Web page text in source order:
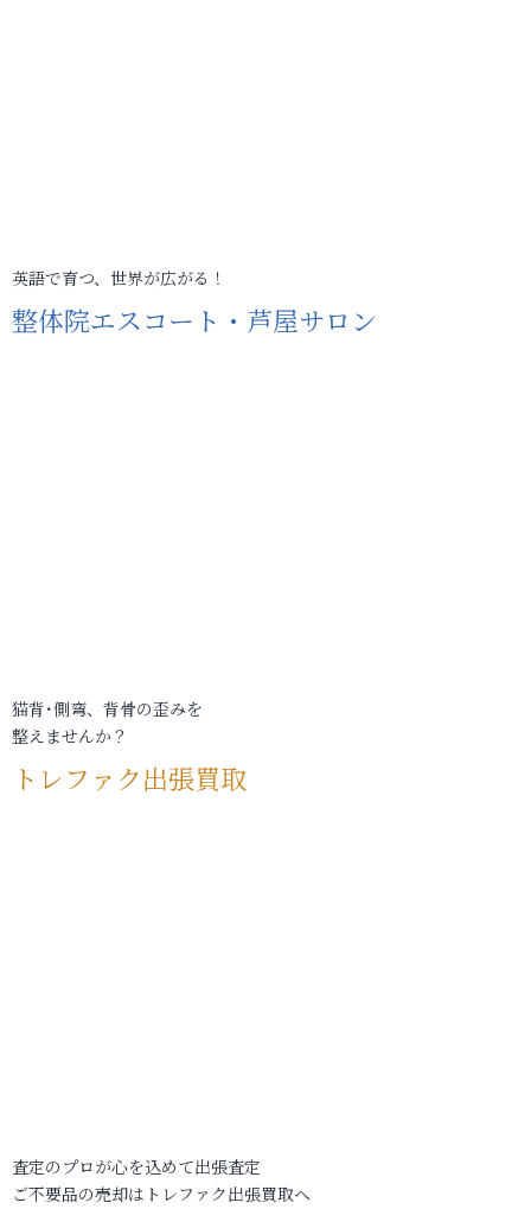
英語で育つ、世界が広がる！
整体院エスコート・芦屋サロン
猫背･側弯、背骨の歪みを
整えませんか？
トレファク出張買取
査定のプロが心を込めて出張査定
ご不要品の売却はトレファク出張買取へ